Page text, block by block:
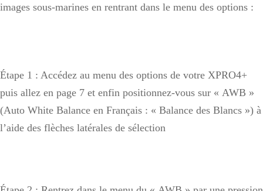
images sous-marines en rentrant dans le menu des options :
Étape 1 : Accédez au menu des options de votre XPRO4+
puis allez en page 7 et enfin positionnez-vous sur « AWB »
(Auto White Balance en Français : « Balance des Blancs ») à
l’aide des flèches latérales de sélection